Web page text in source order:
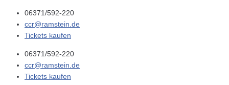
06371/592-220
ccr@ramstein.de
Tickets kaufen
06371/592-220
ccr@ramstein.de
Tickets kaufen